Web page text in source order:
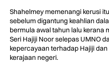
Shahelmey memenangi kerusi
sebelum digantung keahlian
bermula awal tahun lalu kerana
Seri Hajiji Noor selepas UMNO
kepercayaan terhadap Hajiji
kerajaan negeri.